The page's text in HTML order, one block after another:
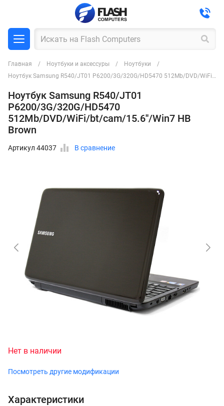
Главная Ноутбуки и аксессуры
Ноутбуки
Ноутбук Samsung R540/JT01 P6200/3G/320G/HD5470 512Mb/DVD/WiFi/bt/cam/15.6''/Win7 HB Brown
Ноутбук Samsung R540/JT01
P6200/3G/320G/HD5470
512Mb/DVD/WiFi/bt/cam/15.6''/Win7 HB
Brown
Артикул 44037 В сравнение
Нет в наличии
Посмотреть другие модификации
Характеристики